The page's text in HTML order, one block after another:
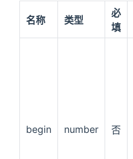
名称 类型
必
填
begin number 否